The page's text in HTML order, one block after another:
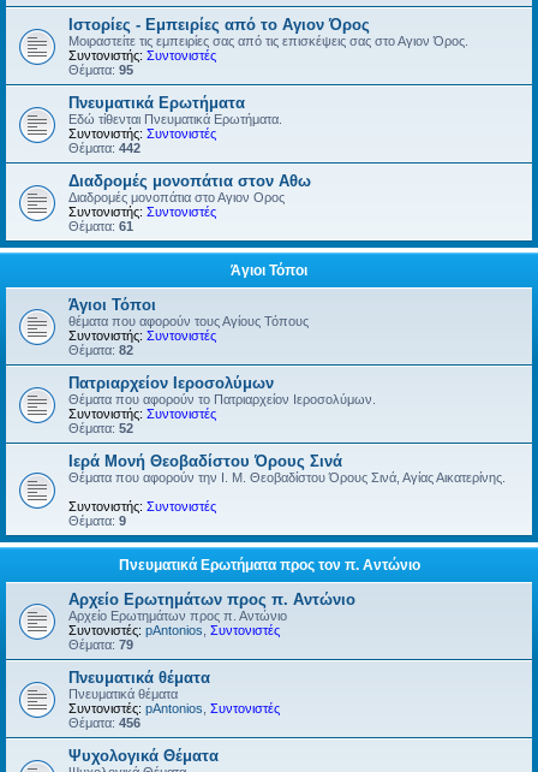
Ιστορίες - Εμπειρίες από το Αγιον Όρος
Μοιραστείτε τις εμπειρίες σας από τις επισκέψεις σας στο Αγιον Όρος.
Συντονιστής: Συντονιστές
Θέματα: 95
Πνευματικά Ερωτήματα
Εδώ τίθενται Πνευματικά Ερωτήματα.
Συντονιστής: Συντονιστές
Θέματα: 442
Διαδρομές μονοπάτια στον Αθω
Διαδρομές μονοπάτια στο Αγιον Ορος
Συντονιστής: Συντονιστές
Θέματα: 61
Άγιοι Τόποι
Άγιοι Τόποι
θέματα που αφορούν τους Αγίους Τόπους
Συντονιστής: Συντονιστές
Θέματα: 82
Πατριαρχείον Ιεροσολύμων
Θέματα που αφορούν το Πατριαρχείον Ιεροσολύμων.
Συντονιστής: Συντονιστές
Θέματα: 52
Ιερά Μονή Θεοβαδίστου Όρους Σινά
Θέματα που αφορούν την Ι. Μ. Θεοβαδίστου Όρους Σινά, Αγίας Αικατερίνης.
Συντονιστής: Συντονιστές
Θέματα: 9
Πνευματικά Ερωτήματα προς τον π. Αντώνιο
Αρχείο Ερωτημάτων προς π. Αντώνιο
Αρχείο Ερωτημάτων προς π. Αντώνιο
Συντονιστές: pAntonios Συντονιστές
Θέματα: 79
Πνευματικά θέματα
Πνευματικά θέματα
Συντονιστές: pAntonios Συντονιστές
Θέματα: 456
Ψυχολογικά Θέματα